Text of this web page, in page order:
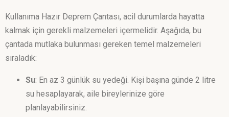
Kullanıma Hazır Deprem Çantası, acil durumlarda hayatta
kalmak için gerekli malzemeleri içermelidir. Aşağıda, bu
çantada mutlaka bulunması gereken temel malzemeleri
sıraladık:
Su: En az 3 günlük su yedeği. Kişi başına günde 2 litre
su hesaplayarak, aile bireylerinize göre
planlayabilirsiniz.